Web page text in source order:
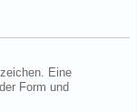
Eine
Form und